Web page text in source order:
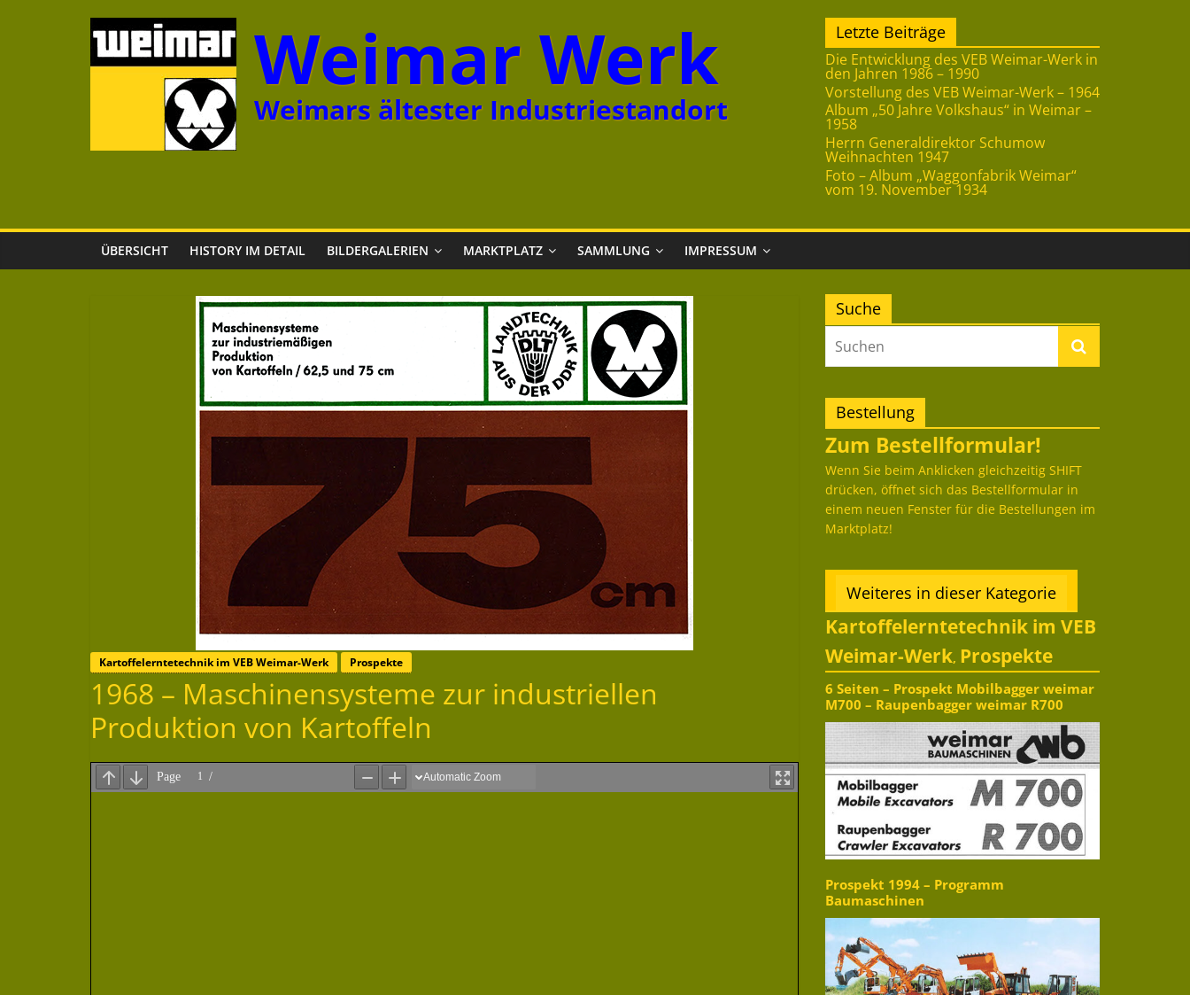
Weimar Werk
Weimars ältester Industriestandort
Letzte Beiträge
Die Entwicklung des VEB Weimar-Werk in
den Jahren 1986 – 1990
Vorstellung des VEB Weimar-Werk – 1964
Album „50 Jahre Volkshaus“ in Weimar –
1958
Herrn Generaldirektor Schumow
Weihnachten 1947
Foto – Album „Waggonfabrik Weimar“
vom 19. November 1934
ÜBERSICHT HISTORY IM DETAIL BILDERGALERIEN MARKTPLATZ SAMMLUNG IMPRESSUM
Kartoffelerntetechnik im VEB Weimar-Werk Prospekte
1968 – Maschinensysteme zur industriellen
Produktion von Kartoffeln
Suche
Bestellung
Zum Bestellformular!
Wenn Sie beim Anklicken gleichzeitig SHIFT
drücken, öffnet sich das Bestellformular in
einem neuen Fenster für die Bestellungen im
Marktplatz!
Weiteres in dieser Kategorie
Kartoffelerntetechnik im VEB
Weimar-Werk, Prospekte
6 Seiten – Prospekt Mobilbagger weimar
M700 – Raupenbagger weimar R700
Prospekt 1994 – Programm
Baumaschinen